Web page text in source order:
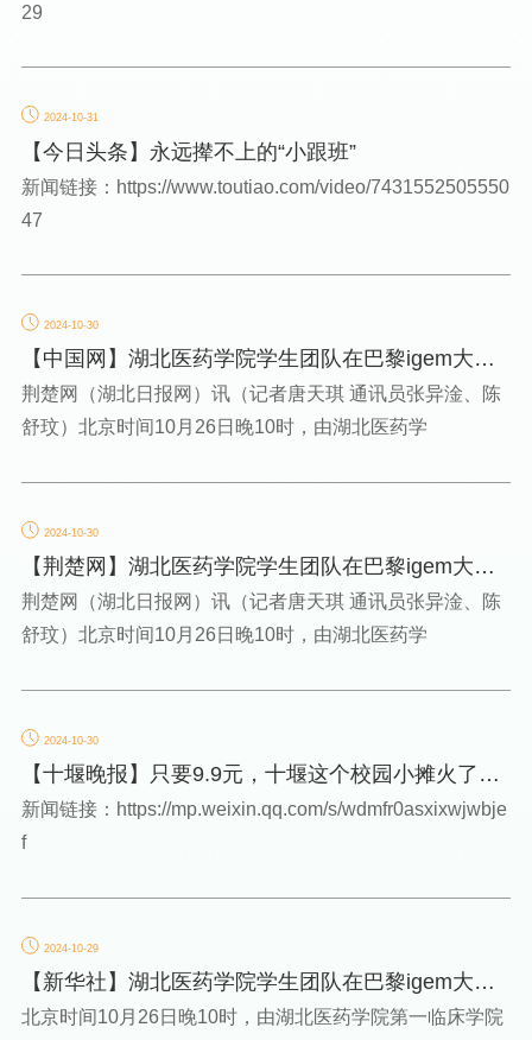
29
2024-10-31
【今日头条】永远撵不上的“小跟班”
新闻链接：https://www.toutiao.com/video/7431552505550
47
2024-10-30
【中国网】湖北医药学院学生团队在巴黎igem大赛
中获银奖
荆楚网（湖北日报网）讯（记者唐天琪 通讯员张异淦、陈
舒玟）北京时间10月26日晚10时，由湖北医药学
2024-10-30
【荆楚网】湖北医药学院学生团队在巴黎igem大赛
中获银奖
荆楚网（湖北日报网）讯（记者唐天琪 通讯员张异淦、陈
舒玟）北京时间10月26日晚10时，由湖北医药学
2024-10-30
【十堰晚报】只要9.9元，十堰这个校园小摊火了！
很多人排队
新闻链接：https://mp.weixin.qq.com/s/wdmfr0asxixwjwbje
f
2024-10-29
【新华社】湖北医药学院学生团队在巴黎igem大赛
中获银奖
北京时间10月26日晚10时，由湖北医药学院第一临床学院